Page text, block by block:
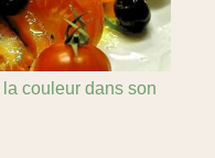
couleur dans son